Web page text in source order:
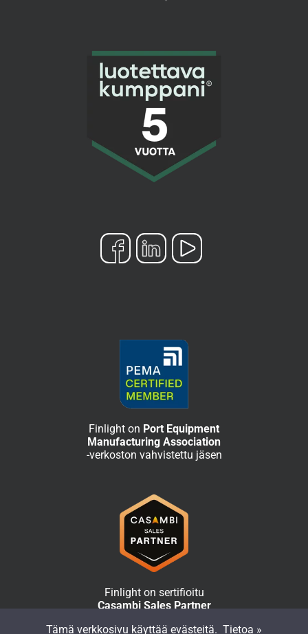
Finlight on Port Equipment
Manufacturing Association
-verkoston vahvistettu jäsen
Finlight on sertifioitu
Casambi Sales Partner
Tämä verkkosivu käyttää evästeitä. Tietoa »